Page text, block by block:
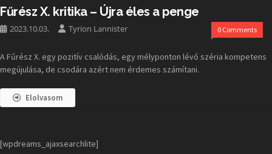
Fűrész X. kritika – Újra éles a penge
2023.10.03. Tyrion Lannister 0 Comments
A Fűrész X. egy pozitív csalódás, egy mélyponton lévő széria kompetens
megújulása, de csodára azért nem érdemes számítani.
Elolvasom
[wpdreams_ajaxsearchlite]